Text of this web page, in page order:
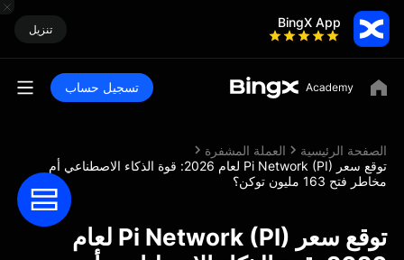
BingX App تنزيل
تسجيل حساب
الصفحة الرئيسية
العملة المشفرة
توقع سعر Pi Network (PI) لعام 2026: قوة الذكاء الاصطناعي أم
مخاطر فتح 163 مليون توكن؟
توقع سعر Pi Network (PI) لعام